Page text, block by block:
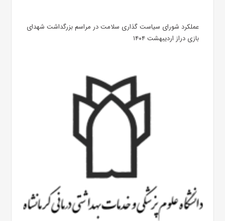
عملکرد شورای سیاست گذاری سلامت در مراسم بزرگداشت شهدای
بازی دراز اردیبهشت ۱۴۰۴